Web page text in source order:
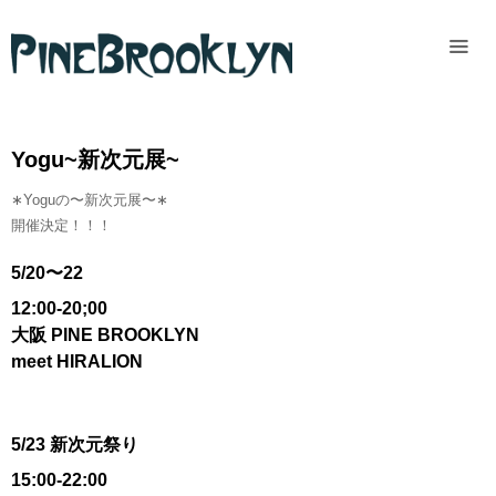
Yogu~新次元展~
∗Yoguの〜新次元展〜∗
開催決定！！！
5/20〜22
12:00-20;00
大阪 PINE BROOKLYN
meet HIRALION
5/23 新次元祭り
15:00-22:00
Home
Past
access